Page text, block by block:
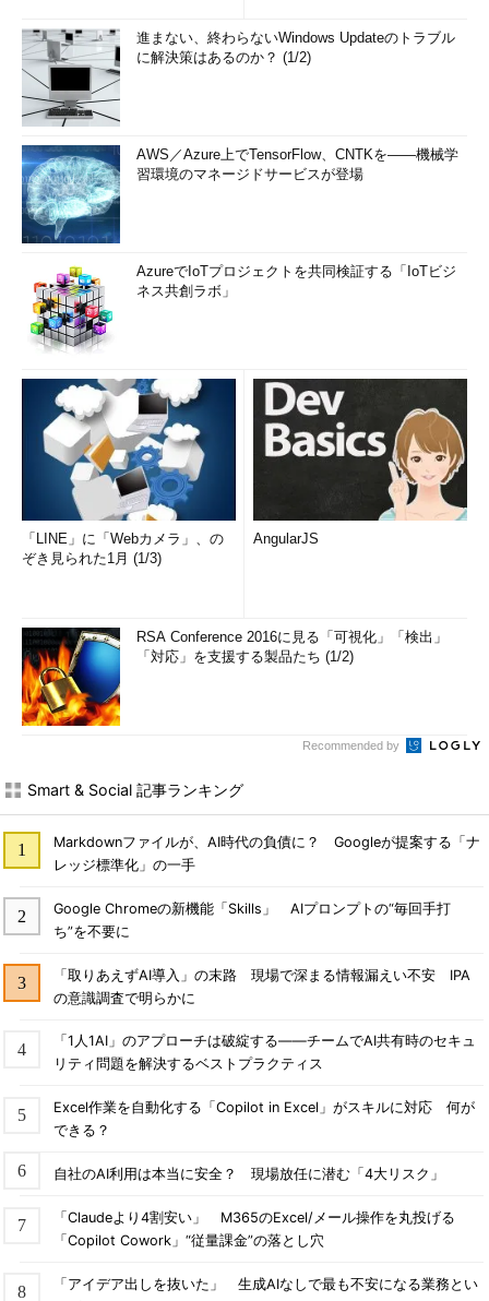
進まない、終わらないWindows Updateのトラブル
に解決策はあるのか？ (1/2)
AWS／Azure上でTensorFlow、CNTKを――機械学
習環境のマネージドサービスが登場
AzureでIoTプロジェクトを共同検証する「IoTビジ
ネス共創ラボ」
「LINE」に「Webカメラ」、の
ぞき見られた1月 (1/3)
AngularJS
RSA Conference 2016に見る「可視化」「検出」
「対応」を支援する製品たち (1/2)
Recommended by
Smart & Social 記事ランキング
Markdownファイルが、AI時代の負債に？ Googleが提案する「ナ
レッジ標準化」の一手
Google Chromeの新機能「Skills」 AIプロンプトの“毎回手打
ち”を不要に
「取りあえずAI導入」の末路 現場で深まる情報漏えい不安 IPA
の意識調査で明らかに
「1人1AI」のアプローチは破綻する――チームでAI共有時のセキュ
リティ問題を解決するベストプラクティス
Excel作業を自動化する「Copilot in Excel」がスキルに対応 何が
できる？
自社のAI利用は本当に安全？ 現場放任に潜む「4大リスク」
「Claudeより4割安い」 M365のExcel/メール操作を丸投げる
「Copilot Cowork」“従量課金”の落とし穴
「アイデア出しを抜いた」 生成AIなしで最も不安になる業務とい